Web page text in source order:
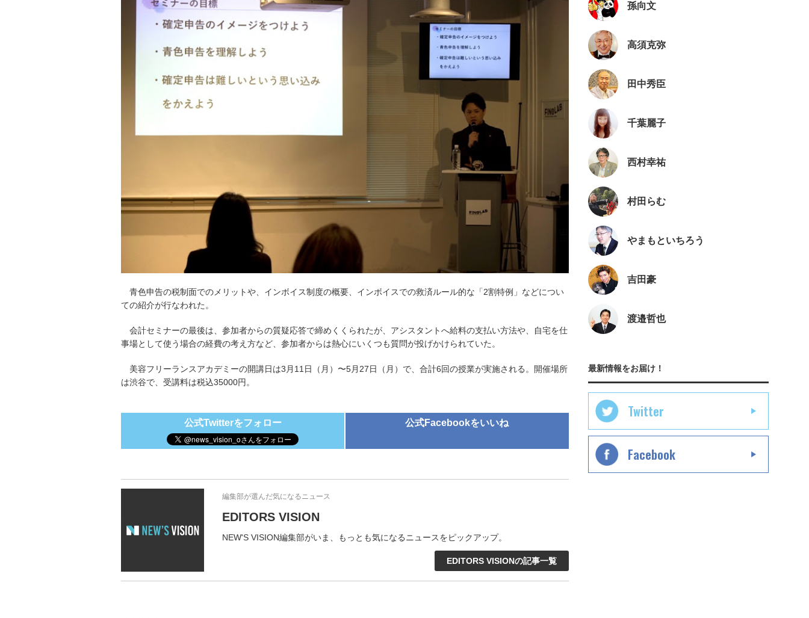
青色申告の税制面でのメリットや、インボイス制度の概要、インボイスでの救済ルール的な「2割特例」などについ
ての紹介が行なわれた。
会計セミナーの最後は、参加者からの質疑応答で締めくくられたが、アシスタントへ給料の支払い方法や、自宅を仕
事場として使う場合の経費の考え方など、参加者からは熱心にいくつも質問が投げかけられていた。
美容フリーランスアカデミーの開講日は3月11日（月）〜5月27日（月）で、合計6回の授業が実施される。開催場所
は渋谷で、受講料は税込35000円。
公式Twitterをフォロー 公式Facebookをいいね
編集部が選んだ気になるニュース
EDITORS VISION
NEW'S VISION編集部がいま、もっとも気になるニュースをピックアップ。
EDITORS VISIONの記事一覧
孫向文
高須克弥
田中秀臣
千葉麗子
西村幸祐
村田らむ
やまもといちろう
吉田豪
渡邉哲也
最新情報をお届け！
Twitter
Facebook